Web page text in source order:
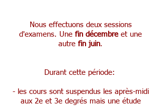
Nous effectuons deux sessions
d'examens. Une fin décembreet une
autre fin juin.
Durant cette période:
- les cours sont suspendus les après-midi
aux 2e et 3e degrés mais une étude